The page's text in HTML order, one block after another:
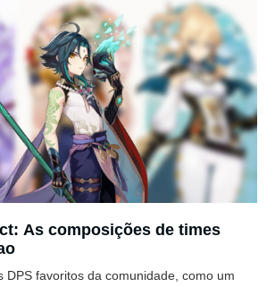
As composições de times
DPS favoritos da comunidade, como um